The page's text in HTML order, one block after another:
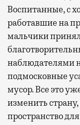
Воспитанные, с
работавшие на
мальчики
наблюдателями
подмосковные
мусор. Все это
изменить страну,
пространство